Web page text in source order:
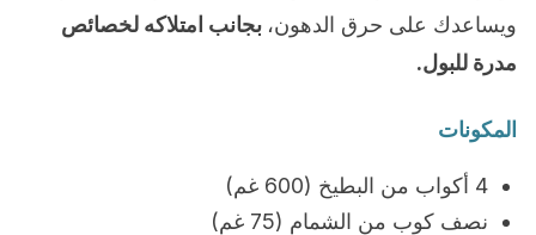
ويساعدك على حرق الدهون، بجانب امتلاكه لخصائص
مدرة للبول.
المكونات
4 أكواب من البطيخ (600 غم)
نصف كوب من الشمام (75 غم)